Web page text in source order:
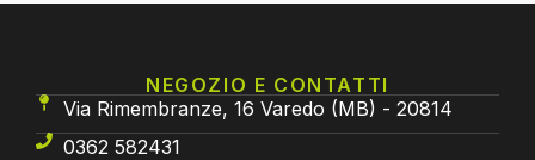
NEGOZIO E CONTATTI
Via Rimembranze, 16 Varedo (MB) - 20814
0362 582431